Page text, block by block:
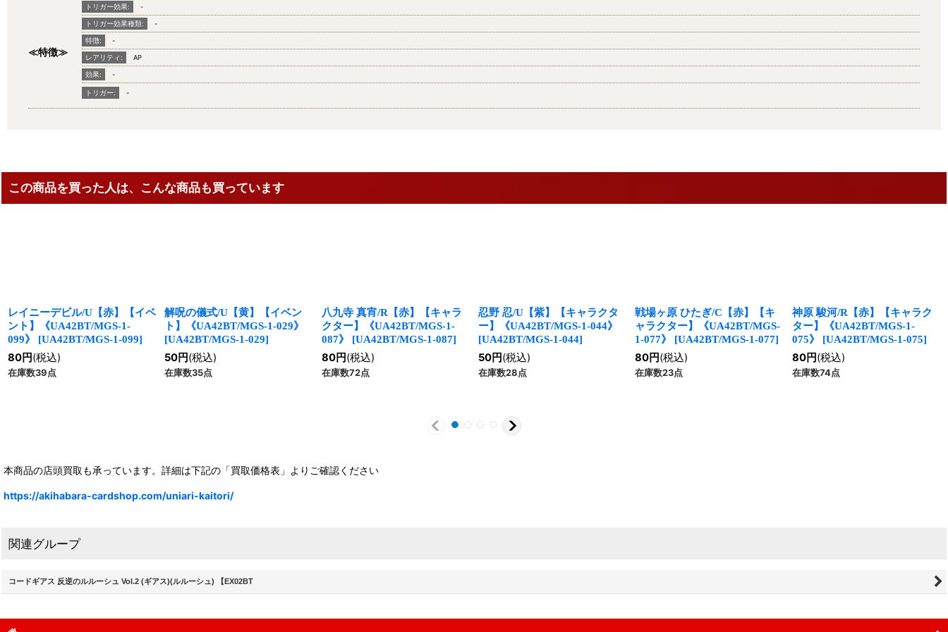
≪特徴≫
トリガー効果: -
トリガー効果種類: -
特徴: -
レアリティ: AP
効果: -
トリガー: -
この商品を買った人は、こんな商品も買っています
レイニーデビル/U【赤】【イベ
ント】《UA42BT/MGS-1-
099》
[UA42BT/MGS-1-099]
80円(税込)
在庫数39点
解呪の儀式/U【黄】【イベン
ト】《UA42BT/MGS-1-029》
[UA42BT/MGS-1-029]
50円(税込)
在庫数35点
八九寺 真宵/R【赤】【キャラ
クター】《UA42BT/MGS-1-
087》
[UA42BT/MGS-1-087]
80円(税込)
在庫数72点
忍野 忍/U【紫】【キャラクタ
ー】《UA42BT/MGS-1-044》
[UA42BT/MGS-1-044]
50円(税込)
在庫数28点
戦場ヶ原 ひたぎ/C【赤】【キ
ャラクター】《UA42BT/MGS-
1-077》
[UA42BT/MGS-1-077]
80円(税込)
在庫数23点
神原 駿河/R【赤】【キャラク
ター】《UA42BT/MGS-1-
075》
[UA42BT/MGS-1-075]
80円(税込)
在庫数74点
本商品の店頭買取も承っています。詳細は下記の「買取価格表」よりご確認ください
https://akihabara-cardshop.com/uniari-kaitori/
関連グループ
コードギアス 反逆のルルーシュ Vol.2 (ギアス)(ルルーシュ) 【EX02BT